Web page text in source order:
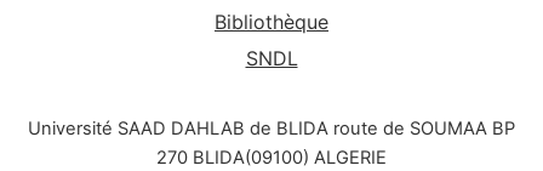
Bibliothèque
SNDL
Université SAAD DAHLAB de BLIDA route de SOUMAA BP
270 BLIDA(09100) ALGERIE